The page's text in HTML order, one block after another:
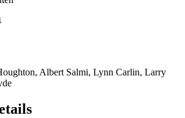
Albert Salmi, Lynn Carlin, Larry